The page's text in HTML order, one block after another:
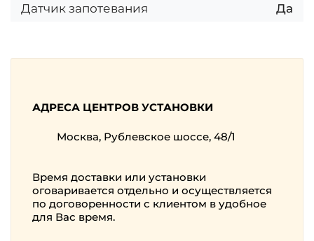
Датчик запотевания
Да
АДРЕСА ЦЕНТРОВ УСТАНОВКИ
Москва, Рублевское шоссе, 48/1
Время доставки или установки
оговаривается отдельно и осуществляется
по договоренности с клиентом в удобное
для Вас время.